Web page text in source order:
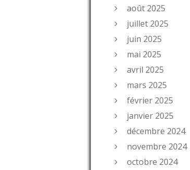
août 2025
juillet 2025
juin 2025
mai 2025
avril 2025
mars 2025
février 2025
janvier 2025
décembre 2024
novembre 2024
octobre 2024